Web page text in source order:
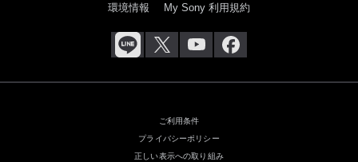
環境情報
My Sony 利用規約
ご利用条件
プライバシーポリシー
正しい表示への取り組み